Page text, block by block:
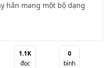
hắn mang một bộ dạng
ửng hồng như suối
1.1K
đọc
0
bình